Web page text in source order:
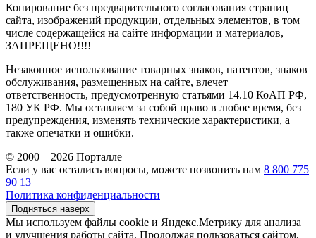
Копирование без предварительного согласования страниц
сайта, изображений продукции, отдельных элементов, в том
числе содержащейся на сайте информации и материалов,
ЗАПРЕЩЕНО!!!!
Незаконное использование товарных знаков, патентов, знаков
обслуживания, размещенных на сайте, влечет
ответственность, предусмотренную статьями 14.10 КоАП РФ,
180 УК РФ. Мы оставляем за собой право в любое время, без
предупреждения, изменять технические характеристики, а
также опечатки и ошибки.
© 2000—2026 Порталле
Если у вас остались вопросы, можете позвонить нам 8 800 775
90 13
Политика конфиденциальности
Подняться наверх
Мы используем файлы cookie и Яндекс.Метрику для анализа
и улучшения работы сайта. Продолжая пользоваться сайтом,